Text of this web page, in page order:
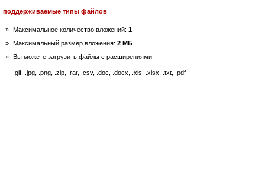
поддерживаемые типы файлов
» Максимальное количество вложений: 1
» Максимальный размер вложения: 2 МБ
» Вы можете загрузить файлы с расширениями:
.gif, .jpg, .png, .zip, .rar, .csv, .doc, .docx, .xls, .xlsx, .txt, .pdf